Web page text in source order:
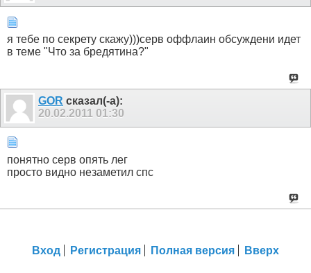
я тебе по секрету скажу)))серв оффлаин обсуждени идет
в теме "Что за бредятина?"
GOR сказал(-а):
20.02.2011 01:30
понятно серв опять лег
просто видно незаметил спс
Вход Регистрация Полная версия Вверх